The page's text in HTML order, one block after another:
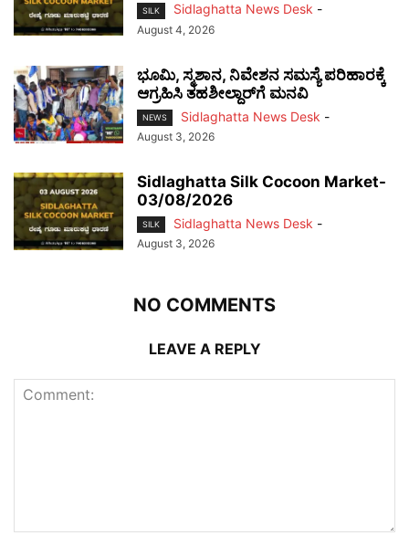
SILK Sidlaghatta News Desk -
August 4, 2026
ಭೂಮಿ, ಸ್ಮಶಾನ, ನಿವೇಶನ ಸಮಸ್ಯೆ ಪರಿಹಾರಕ್ಕೆ
ಆಗ್ರಹಿಸಿ ತಹಶೀಲ್ದಾರ್‌ಗೆ ಮನವಿ
NEWS Sidlaghatta News Desk -
August 3, 2026
Sidlaghatta Silk Cocoon Market-
03/08/2026
SILK Sidlaghatta News Desk -
August 3, 2026
NO COMMENTS
LEAVE A REPLY